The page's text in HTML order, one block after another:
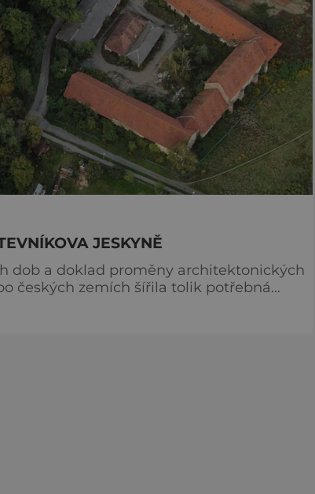
JESKYNĚ
dob a doklad proměny architektonických
českých zemích šířila tolik potřebná
krajinou, se v roce 1009 v